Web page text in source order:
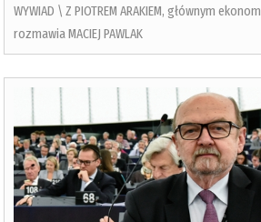
WYWIAD \ Z PIOTREM ARAKIEM, głównym
rozmawia MACIEJ PAWLAK